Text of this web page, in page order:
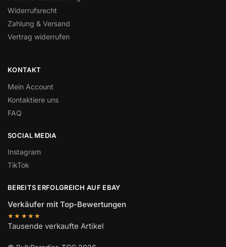
Widerrufsrecht
Zahlung & Versand
Vertrag widerrufen
KONTAKT
Mein Account
Kontaktiere uns
FAQ
SOCIAL MEDIA
Instagram
TikTok
BEREITS ERFOLGREICH AUF EBAY
Verkäufer mit Top-Bewertungen
★★★★★
Tausende verkaufte Artikel